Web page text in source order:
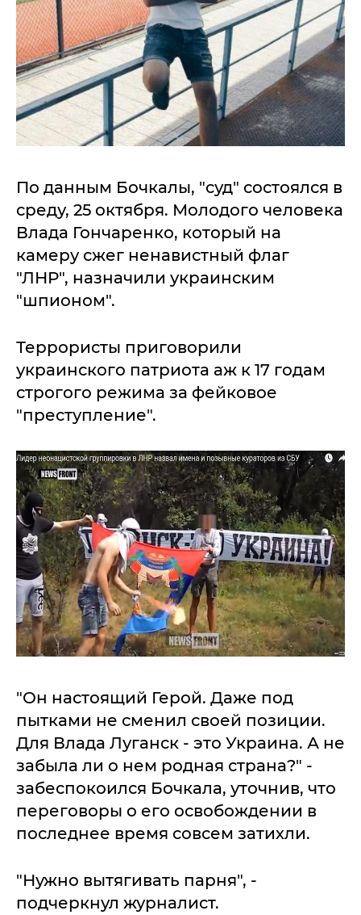
По данным Бочкалы, "суд" состоялся в
среду, 25 октября. Молодого человека
Влада Гончаренко, который на
камеру сжег ненавистный флаг
"ЛНР", назначили украинским
"шпионом".
Террористы приговорили
украинского патриота аж к 17 годам
строгого режима за фейковое
"преступление".
"Он настоящий Герой. Даже под
пытками не сменил своей позиции.
Для Влада Луганск - это Украина. А не
забыла ли о нем родная страна?" -
забеспокоился Бочкала, уточнив, что
переговоры о его освобождении в
последнее время совсем затихли.
"Нужно вытягивать парня", -
подчеркнул журналист.